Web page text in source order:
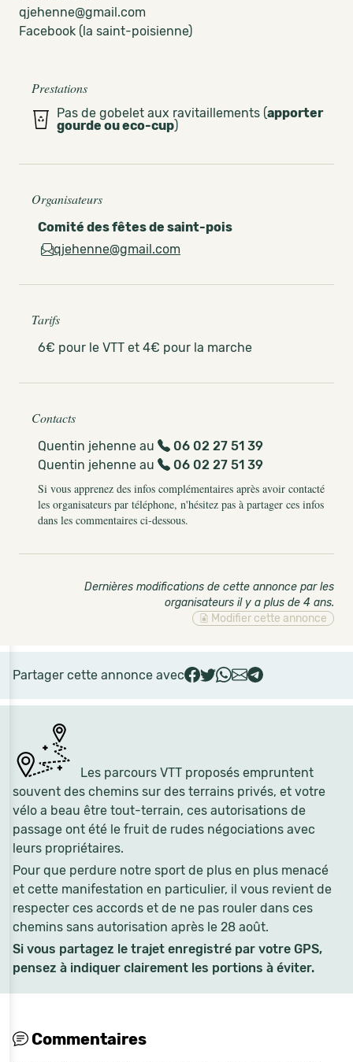
Les parcours VTT proposés empruntent
souvent des chemins sur des terrains privés, et votre
vélo a beau être tout-terrain, ces autorisations de
passage ont été le fruit de rudes négociations avec
leurs propriétaires.
Pour que perdure notre sport de plus en plus menacé
et cette manifestation en particulier, il vous revient de
respecter ces accords et de ne pas rouler dans ces
chemins sans autorisation après le 28 août.
Si vous partagez le trajet enregistré par votre GPS,
pensez à indiquer clairement les portions à éviter.
qjehenne@gmail.com
Facebook (la saint-poisienne)
Prestations
Pas de gobelet aux ravitaillements (apporter
gourde ou eco-cup)
Organisateurs
Comité des fêtes de saint-pois
qjehenne@gmail.com
Tarifs
6€ pour le VTT et 4€ pour la marche
Contacts
Quentin jehenne au
06 02 27 51 39
Quentin jehenne au
06 02 27 51 39
Si vous apprenez des infos complémentaires après avoir contacté
les organisateurs par téléphone, n'hésitez pas à partager ces infos
dans les commentaires ci-dessous.
Dernières modifications de cette annonce par les
organisateurs il y a plus de 4 ans.
Modifier cette annonce
Partager cette annonce avec
Commentaires